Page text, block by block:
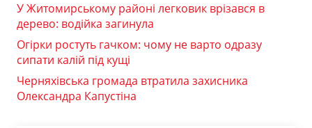
У Житомирському районі легковик врізався в
дерево: водійка загинула
Огірки ростуть гачком: чому не варто одразу
сипати калій під кущі
Черняхівська громада втратила захисника
Олександра Капустіна